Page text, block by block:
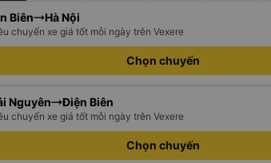
Biên Hà Nội
chuyến xe giá tốt mỗi ngày trên Vexere
Chọn chuyến
Nguyên Điện Biên
chuyến xe giá tốt mỗi ngày trên Vexere
Chọn chuyến